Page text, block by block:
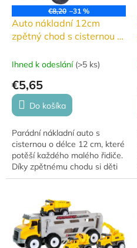
€8,20 –31 %
Auto nákladní 12cm
zpětný chod s cisternou v
Ihned k odeslání (>5 ks)
€5,65
Do košíka
Parádní nákladní auto s
cisternou o délce 12 cm, které
potěší každého malého řidiče.
Díky zpětnému chodu si děti
užijí spoustu zábavy při hře!